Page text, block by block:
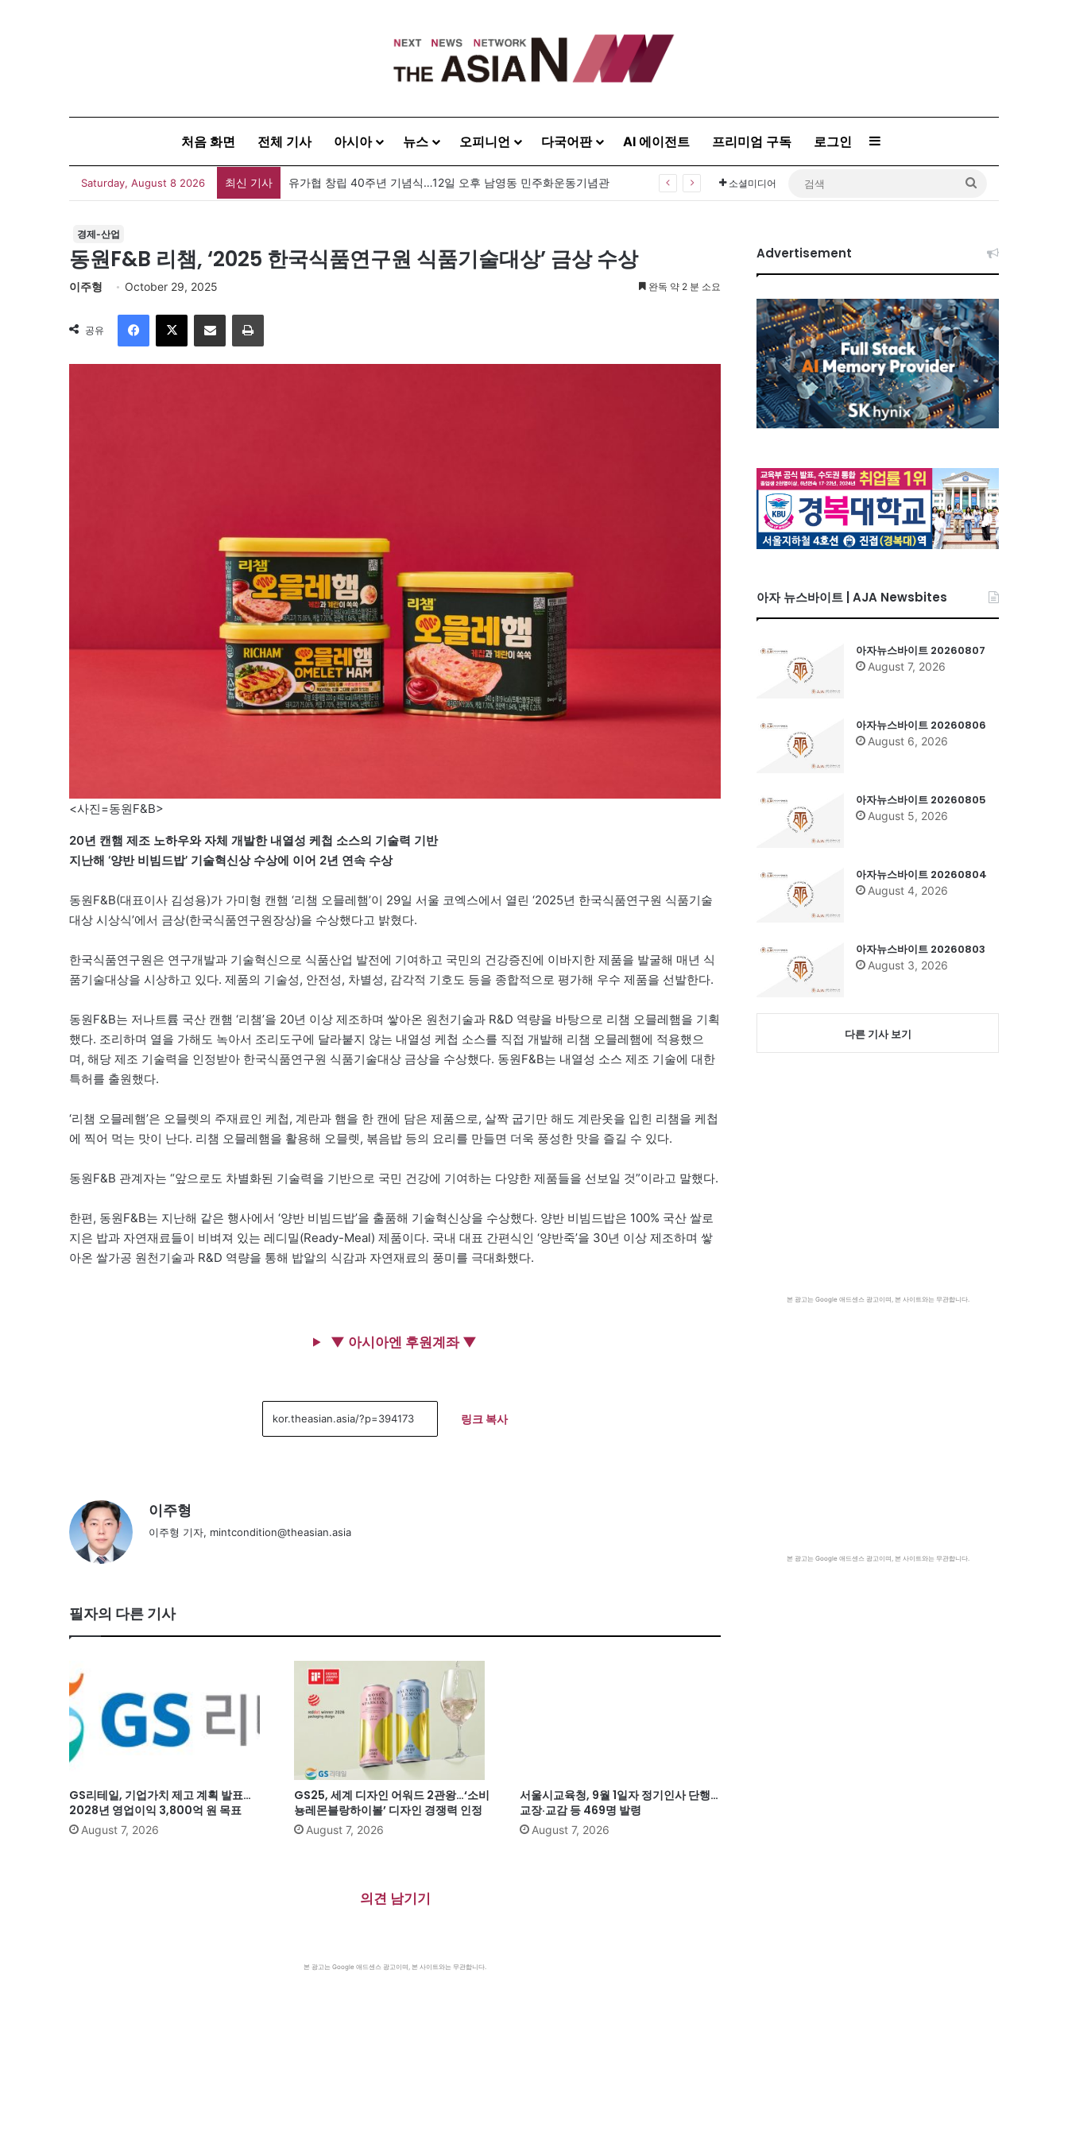
처음 화면 전체 기사 아시아 뉴스 오피니언 다국어판 AI 에이전트 프리미엄 구독 로그인 Sidebar
Saturday, August 8 2026 최신 기사 유가협 창립 40주년 기념식…12일 오후 남영동 민주화운동기념관 소셜미디어
경제-산업
동원F&B 리챔, ‘2025 한국식품연구원 식품기술대상’ 금상 수상
이주형 October 29, 2025 완독 약 2 분 소요
공유
Facebook
X 이메일 인쇄
<사진=동원F&B>
20년 캔햄 제조 노하우와 자체 개발한 내열성 케첩 소스의 기술력 기반
지난해 ‘양반 비빔드밥’ 기술혁신상 수상에 이어 2년 연속 수상
동원F&B(대표이사 김성용)가 가미형 캔햄 ‘리챔 오믈레햄’이 29일 서울 코엑스에서 열린 ‘2025년 한국식품연구원 식품기술
대상 시상식’에서 금상(한국식품연구원장상)을 수상했다고 밝혔다.
한국식품연구원은 연구개발과 기술혁신으로 식품산업 발전에 기여하고 국민의 건강증진에 이바지한 제품을 발굴해 매년 식
품기술대상을 시상하고 있다. 제품의 기술성, 안전성, 차별성, 감각적 기호도 등을 종합적으로 평가해 우수 제품을 선발한다.
동원F&B는 저나트륨 국산 캔햄 ‘리챔’을 20년 이상 제조하며 쌓아온 원천기술과 R&D 역량을 바탕으로 리챔 오믈레햄을 기획
했다. 조리하며 열을 가해도 녹아서 조리도구에 달라붙지 않는 내열성 케첩 소스를 직접 개발해 리챔 오믈레햄에 적용했으
며, 해당 제조 기술력을 인정받아 한국식품연구원 식품기술대상 금상을 수상했다. 동원F&B는 내열성 소스 제조 기술에 대한
특허를 출원했다.
‘리챔 오믈레햄’은 오믈렛의 주재료인 케첩, 계란과 햄을 한 캔에 담은 제품으로, 살짝 굽기만 해도 계란옷을 입힌 리챔을 케첩
에 찍어 먹는 맛이 난다. 리챔 오믈레햄을 활용해 오믈렛, 볶음밥 등의 요리를 만들면 더욱 풍성한 맛을 즐길 수 있다.
동원F&B 관계자는 “앞으로도 차별화된 기술력을 기반으로 국민 건강에 기여하는 다양한 제품들을 선보일 것”이라고 말했다.
한편, 동원F&B는 지난해 같은 행사에서 ‘양반 비빔드밥’을 출품해 기술혁신상을 수상했다. 양반 비빔드밥은 100% 국산 쌀로
지은 밥과 자연재료들이 비벼져 있는 레디밀(Ready-Meal) 제품이다. 국내 대표 간편식인 ‘양반죽’을 30년 이상 제조하며 쌓
아온 쌀가공 원천기술과 R&D 역량을 통해 밥알의 식감과 자연재료의 풍미를 극대화했다.
▼ 아시아엔 후원계좌 ▼
링크 복사
이주형
이주형 기자, mintcondition@theasian.asia
필자의 다른 기사
GS리테일, 기업가치 제고 계획 발표…
2028년 영업이익 3,800억 원 목표
August 7, 2026
GS25, 세계 디자인 어워드 2관왕…‘소비
뇽레몬블랑하이볼’ 디자인 경쟁력 인정
August 7, 2026
서울시교육청, 9월 1일자 정기인사 단행…
교장·교감 등 469명 발령
August 7, 2026
의견 남기기
본 광고는 Google 애드센스 광고이며, 본 사이트와는 무관합니다.
Advertisement
아자 뉴스바이트 | AJA Newsbites
아자뉴스바이트 20260807
August 7, 2026
아자뉴스바이트 20260806
August 6, 2026
아자뉴스바이트 20260805
August 5, 2026
아자뉴스바이트 20260804
August 4, 2026
아자뉴스바이트 20260803
August 3, 2026
다른 기사 보기
본 광고는 Google 애드센스 광고이며, 본 사이트와는 무관합니다.
본 광고는 Google 애드센스 광고이며, 본 사이트와는 무관합니다.